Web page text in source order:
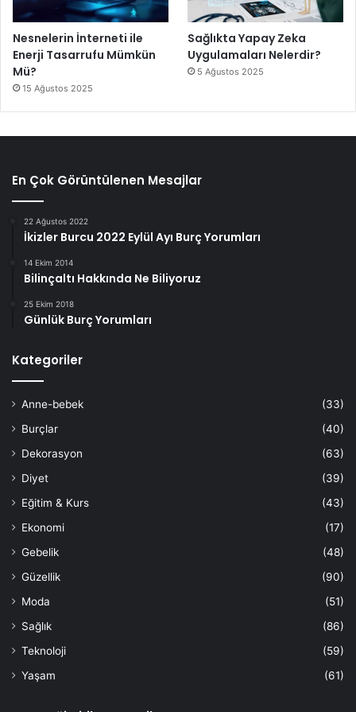
Nesnelerin İnterneti ile
Enerji Tasarrufu Mümkün
Mü?
15 Ağustos 2025
Sağlıkta Yapay Zeka
Uygulamaları Nelerdir?
5 Ağustos 2025
En Çok Görüntülenen Mesajlar
22 Ağustos 2022
İkizler Burcu 2022 Eylül Ayı Burç Yorumları
14 Ekim 2014
Bilinçaltı Hakkında Ne Biliyoruz
25 Ekim 2018
Günlük Burç Yorumları
Kategoriler
Anne-bebek
(33)
Burçlar
(40)
Dekorasyon
(63)
Diyet
(39)
Eğitim & Kurs
(43)
Ekonomi
(17)
Gebelik
(48)
Güzellik
(90)
Moda
(51)
Sağlık
(86)
Teknoloji
(59)
Yaşam
(61)